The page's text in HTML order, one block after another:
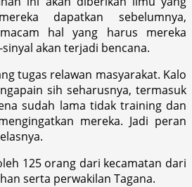
dapatkan sebelumnya,
hal yang harus mereka
akan terjadi bencana.
tugas relawan masyarakat. Kalo
sih seharusnya, termasuk
sudah lama tidak training dan
mereka. Jadi peran
125 orang dari kecamatan dari
serta perwakilan Tagana.